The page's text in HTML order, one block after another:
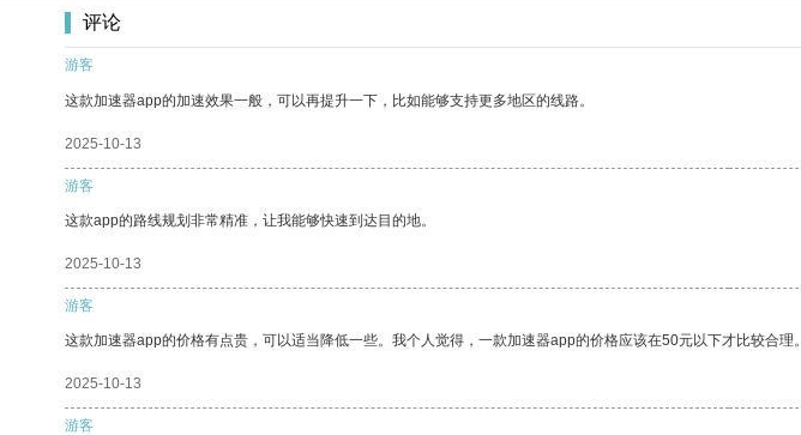
评论
游客
这款加速器app的加速效果一般，可以再提升一下，比如能够支持更多地区的线路。
2025-10-13
游客
这款app的路线规划非常精准，让我能够快速到达目的地。
2025-10-13
游客
这款加速器app的价格有点贵，可以适当降低一些。我个人觉得，一款加速器app的价格应该在50元以下才比较合理。
2025-10-13
游客